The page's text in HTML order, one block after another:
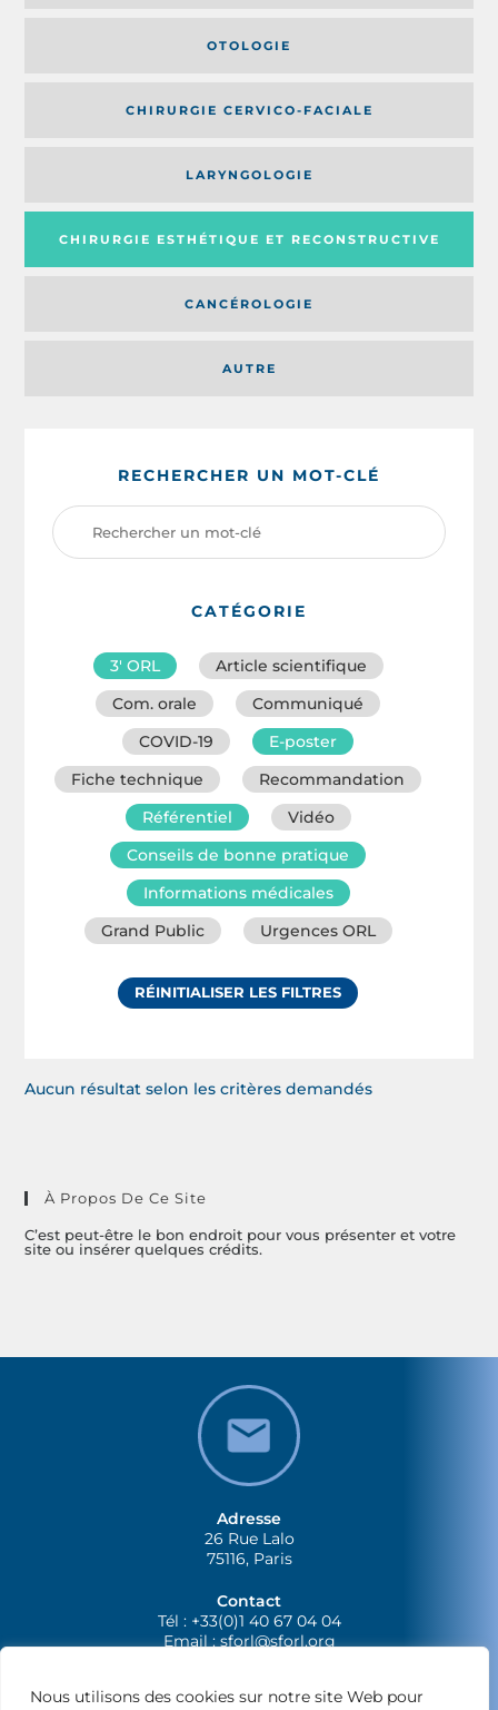
Nous utilisons des cookies sur notre site Web pour
OTOLOGIE
CHIRURGIE CERVICO-FACIALE
AUTRE
LARYNGOLOGIE
CHIRURGIE ESTHÉTIQUE ET RECONSTRUCTIVE
CANCÉROLOGIE
RECHERCHER UN MOT-CLÉ
CATÉGORIE
3′ ORL
Article scientifique
Com. orale
Communiqué
COVID-19
E-poster
Fiche technique
Recommandation
Référentiel
Vidéo
Conseils de bonne pratique
Informations médicales
Grand Public
Urgences ORL
RÉINITIALISER LES FILTRES
Aucun résultat selon les critères demandés
À Propos De Ce Site
C’est peut-être le bon endroit pour vous présenter et votre
site ou insérer quelques crédits.
Adresse
26 Rue Lalo
75116, Paris
Contact
Tél : +33(0)1 40 67 04 04
Email :sforl@sforl.org